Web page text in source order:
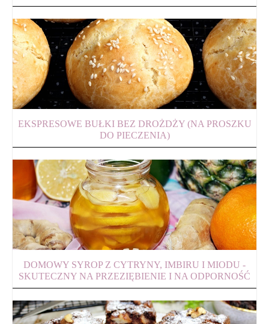
EKSPRESOWE BUŁKI BEZ DROŻDŻY (NA PROSZKU
DO PIECZENIA)
DOMOWY SYROP Z CYTRYNY, IMBIRU I MIODU -
SKUTECZNY NA PRZEZIĘBIENIE I NA ODPORNOŚĆ